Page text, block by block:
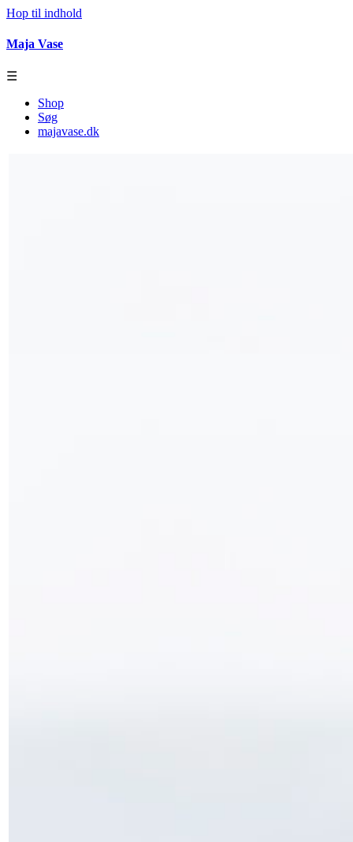
Hop til indhold
Maja Vase
☰
Shop
Søg
majavase.dk